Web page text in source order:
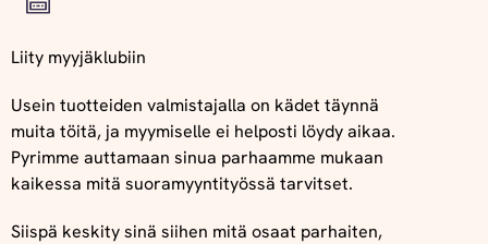
Liity myyjäklubiin
Usein tuotteiden valmistajalla on kädet täynnä
muita töitä, ja myymiselle ei helposti löydy aikaa.
Pyrimme auttamaan sinua parhaamme mukaan
kaikessa mitä suoramyyntityössä tarvitset.
Siispä keskity sinä siihen mitä osaat parhaiten,